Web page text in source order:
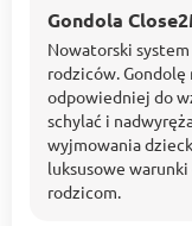
Gondola
Nowatorski
rodziców. Gondolę
odpowiedniej do
schylać i
wyjmowania
luksusowe
rodzicom.